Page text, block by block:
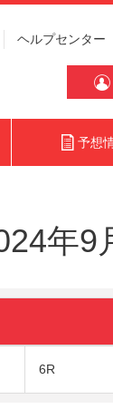
ヘルプセンター
予想
年9
6R